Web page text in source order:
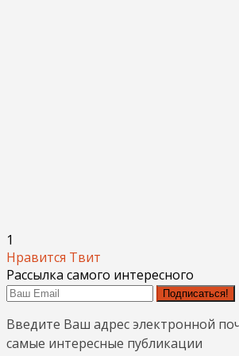
1
Нравится Твит
Рассылка самого интересного
Подписаться!
Введите Ваш адрес электронной
самые интересные публикации